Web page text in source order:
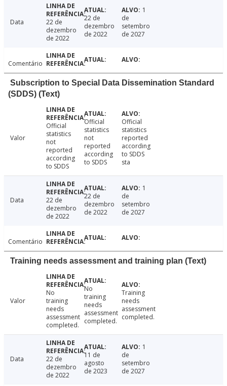
Data
22 de
dezembro
de 2022
22 de
dezembro
de 2022
1
de
setembro
de 2027
Comentário
Subscription to Special Data Dissemination Standard
(SDDS) (Text)
Valor
Official
statistics
not
reported
according
to SDDS
Official
statistics
not
reported
according
to SDDS
Official
statistics
reported
according
to SDDS
sta
Data
22 de
dezembro
de 2022
22 de
dezembro
de 2022
1
de
setembro
de 2027
Comentário
Training needs assessment and training plan (Text)
Valor
No
training
needs
assessment
completed.
No
training
needs
assessment
completed.
Training
needs
assessment
completed.
Data
22 de
dezembro
de 2022
11 de
agosto
de 2023
1
de
setembro
de 2027